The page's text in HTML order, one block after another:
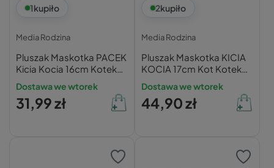
1kupiło
Media Rodzina
Pluszak Maskotka PACEK
Kicia Kocia 16cm Kotek
Przytulanka 0+ Media
Rodzina
Dostawa we wtorek
31,99 zł
2kupiło
Media Rodzina
Pluszak Maskotka KICIA
KOCIA 17cm Kot Kotek
Przytulanka 0+ Media
Rodzina
Dostawa we wtorek
44,90 zł